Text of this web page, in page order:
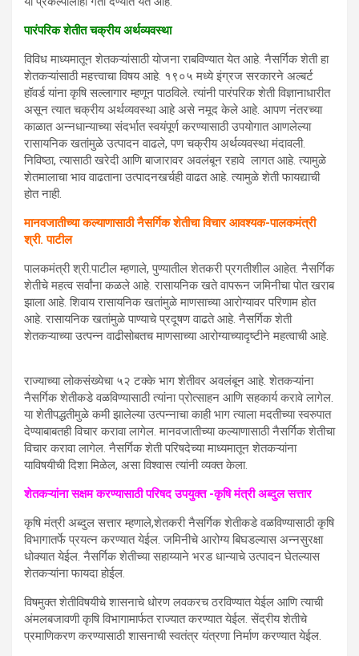
पारंपरिक शेतीत चक्रीय अर्थव्यवस्था
विविध माध्यमातून शेतकऱ्यांसाठी योजना राबविण्यात येत आहे. नैसर्गिक शेती हा
शेतकऱ्यांसाठी महत्त्वाचा विषय आहे. १९०५ मध्ये इंग्रज सरकारने अल्बर्ट
हॉवर्ड यांना कृषि सल्लागार म्हणून पाठविले. त्यांनी पारंपरिक शेती विज्ञानाधारीत
असून त्यात चक्रीय अर्थव्यवस्था आहे असे नमूद केले आहे. आपण नंतरच्या
काळात अन्नधान्याच्या संदर्भात स्वयंपूर्ण करण्यासाठी उपयोगात आणलेल्या
रासायनिक खतांमुळे उत्पादन वाढले, पण चक्रीय अर्थव्यवस्था मंदावली.
निविष्ठा, त्यासाठी खरेदी आणि बाजारावर अवलंबून रहावे लागत आहे. त्यामुळे
शेतमालाचा भाव वाढताना उत्पादनखर्चही वाढत आहे. त्यामुळे शेती फायद्याची
होत नाही.
मानवजातीच्या कल्याणासाठी नैसर्गिक शेतीचा विचार आवश्यक-पालकमंत्री
श्री. पाटील
पालकमंत्री श्री.पाटील म्हणाले, पुण्यातील शेतकरी प्रगतीशील आहेत. नैसर्गिक
शेतीचे महत्व सर्वांना कळले आहे. रासायनिक खते वापरून जमिनीचा पोत खराब
झाला आहे. शिवाय रासायनिक खतांमुळे माणसाच्या आरोग्यावर परिणाम होत
आहे. रासायनिक खतांमुळे पाण्याचे प्रदूषण वाढते आहे. नैसर्गिक शेती
शेतकऱ्याच्या उत्पन्न वाढीसोबतच माणसाच्या आरोग्याच्यादृष्टीने महत्वाची आहे.
राज्याच्या लोकसंख्येचा ५२ टक्के भाग शेतीवर अवलंबून आहे. शेतकऱ्यांना
नैसर्गिक शेतीकडे वळविण्यासाठी त्यांना प्रोत्साहन आणि सहकार्य करावे लागेल.
या शेतीपद्धतीमुळे कमी झालेल्या उत्पन्नाचा काही भाग त्याला मदतीच्या स्वरुपात
देण्याबाबतही विचार करावा लागेल. मानवजातीच्या कल्याणासाठी नैसर्गिक शेतीचा
विचार करावा लागेल. नैसर्गिक शेती परिषदेच्या माध्यमातून शेतकऱ्यांना
याविषयीची दिशा मिळेल, असा विश्वास त्यांनी व्यक्त केला.
शेतकऱ्यांना सक्षम करण्यासाठी परिषद उपयुक्त -कृषि मंत्री अब्दुल सत्तार
कृषि मंत्री अब्दुल सत्तार म्हणाले,शेतकरी नैसर्गिक शेतीकडे वळविण्यासाठी कृषि
विभागातर्फे प्रयत्न करण्यात येईल. जमिनीचे आरोग्य बिघडल्यास अन्नसुरक्षा
धोक्यात येईल. नैसर्गिक शेतीच्या सहाय्याने भरड धान्याचे उत्पादन घेतल्यास
शेतकऱ्यांना फायदा होईल.
विषमुक्त शेतीविषयीचे शासनाचे धोरण लवकरच ठरविण्यात येईल आणि त्याची
अंमलबजावणी कृषि विभागामार्फत राज्यात करण्यात येईल. सेंद्रीय शेतीचे
प्रमाणिकरण करण्यासाठी शासनाची स्वतंत्र यंत्रणा निर्माण करण्यात येईल.